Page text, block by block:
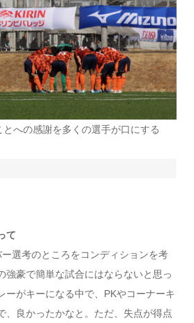
への感謝を多くの選手が口にする
て
選考のところをコンディションを考
強豪で簡単な試合にはならないと思っ
ーがキーになる中で、PKやコーナーキ
、良かったかなと。ただ、失点が得点